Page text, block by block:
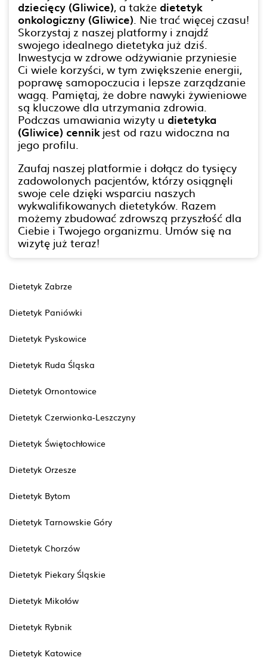
dziecięcy (Gliwice), a także dietetyk
onkologiczny (Gliwice). Nie trać więcej czasu!
Skorzystaj z naszej platformy i znajdź
swojego idealnego dietetyka już dziś.
Inwestycja w zdrowe odżywianie przyniesie
Ci wiele korzyści, w tym zwiększenie energii,
poprawę samopoczucia i lepsze zarządzanie
wagą. Pamiętaj, że dobre nawyki żywieniowe
są kluczowe dla utrzymania zdrowia.
Podczas umawiania wizyty u dietetyka
(Gliwice) cennikjest od razu widoczna na
jego profilu.
Zaufaj naszej platformie i dołącz do tysięcy
zadowolonych pacjentów, którzy osiągnęli
swoje cele dzięki wsparciu naszych
wykwalifikowanych dietetyków. Razem
możemy zbudować zdrowszą przyszłość dla
Ciebie i Twojego organizmu. Umów się na
wizytę już teraz!
Dietetyk Zabrze
Dietetyk Paniówki
Dietetyk Pyskowice
Dietetyk Ruda Śląska
Dietetyk Ornontowice
Dietetyk Czerwionka-Leszczyny
Dietetyk Świętochłowice
Dietetyk Orzesze
Dietetyk Bytom
Dietetyk Tarnowskie Góry
Dietetyk Chorzów
Dietetyk Piekary Śląskie
Dietetyk Mikołów
Dietetyk Rybnik
Dietetyk Katowice